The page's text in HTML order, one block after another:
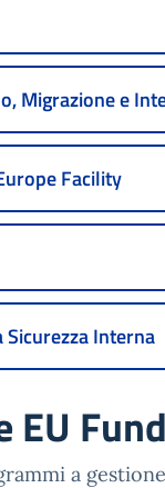
Migrazione e
Facility
Interna
EU
a